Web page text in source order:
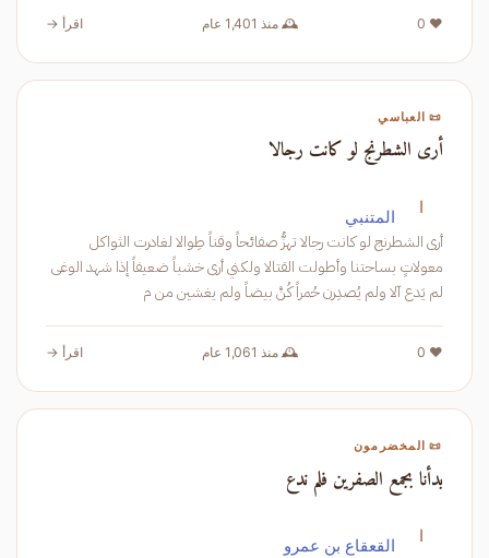
❤️ 0 🕰️ منذ 1,401 عام اقرأ →
📜 العباسي
أرى الشطرنج لو كانت رجالا
ا المتنبي
أرى الشطرنج لو كانت رجالا تهزُّ صفائحاً وقناً طِوالا لغادرت الثواكل
معولاتٍ بساحتنا وأطولت القتالا ولكني أرى خشباً ضعيفاً إذا شهد الوغى
لم يَدع آلا ولم يُصدِرن حُمراً كُنَّ بيضاً ولم يغشين من م
❤️ 0 🕰️ منذ 1,061 عام اقرأ →
📜 المخضرمون
بدأنا بجمع الصفرين فلم ندع
ا القعقاع بن عمرو